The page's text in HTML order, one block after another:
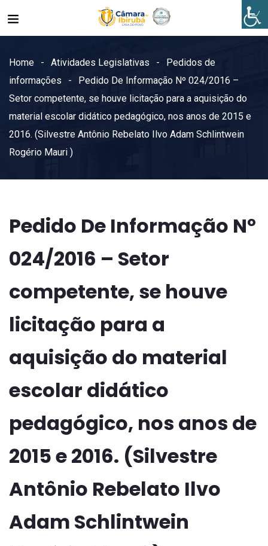
Home Atividades Legislativas
Pedidos de
informações
Pedido De Informação Nº 024/2016 –
Setor competente, se houve licitação para a aquisição do
material escolar didático pedagógico, nos anos de 2015 e
2016. (Silvestre Antônio Rebelato Ilvo Adam Schlintwein
Rogério Mauri )
Pedido De Informação Nº
024/2016 – Setor
competente, se houve
licitação para a
aquisição do material
escolar didático
pedagógico, nos anos de
2015 e 2016. (Silvestre
Antônio Rebelato Ilvo
Adam Schlintwein